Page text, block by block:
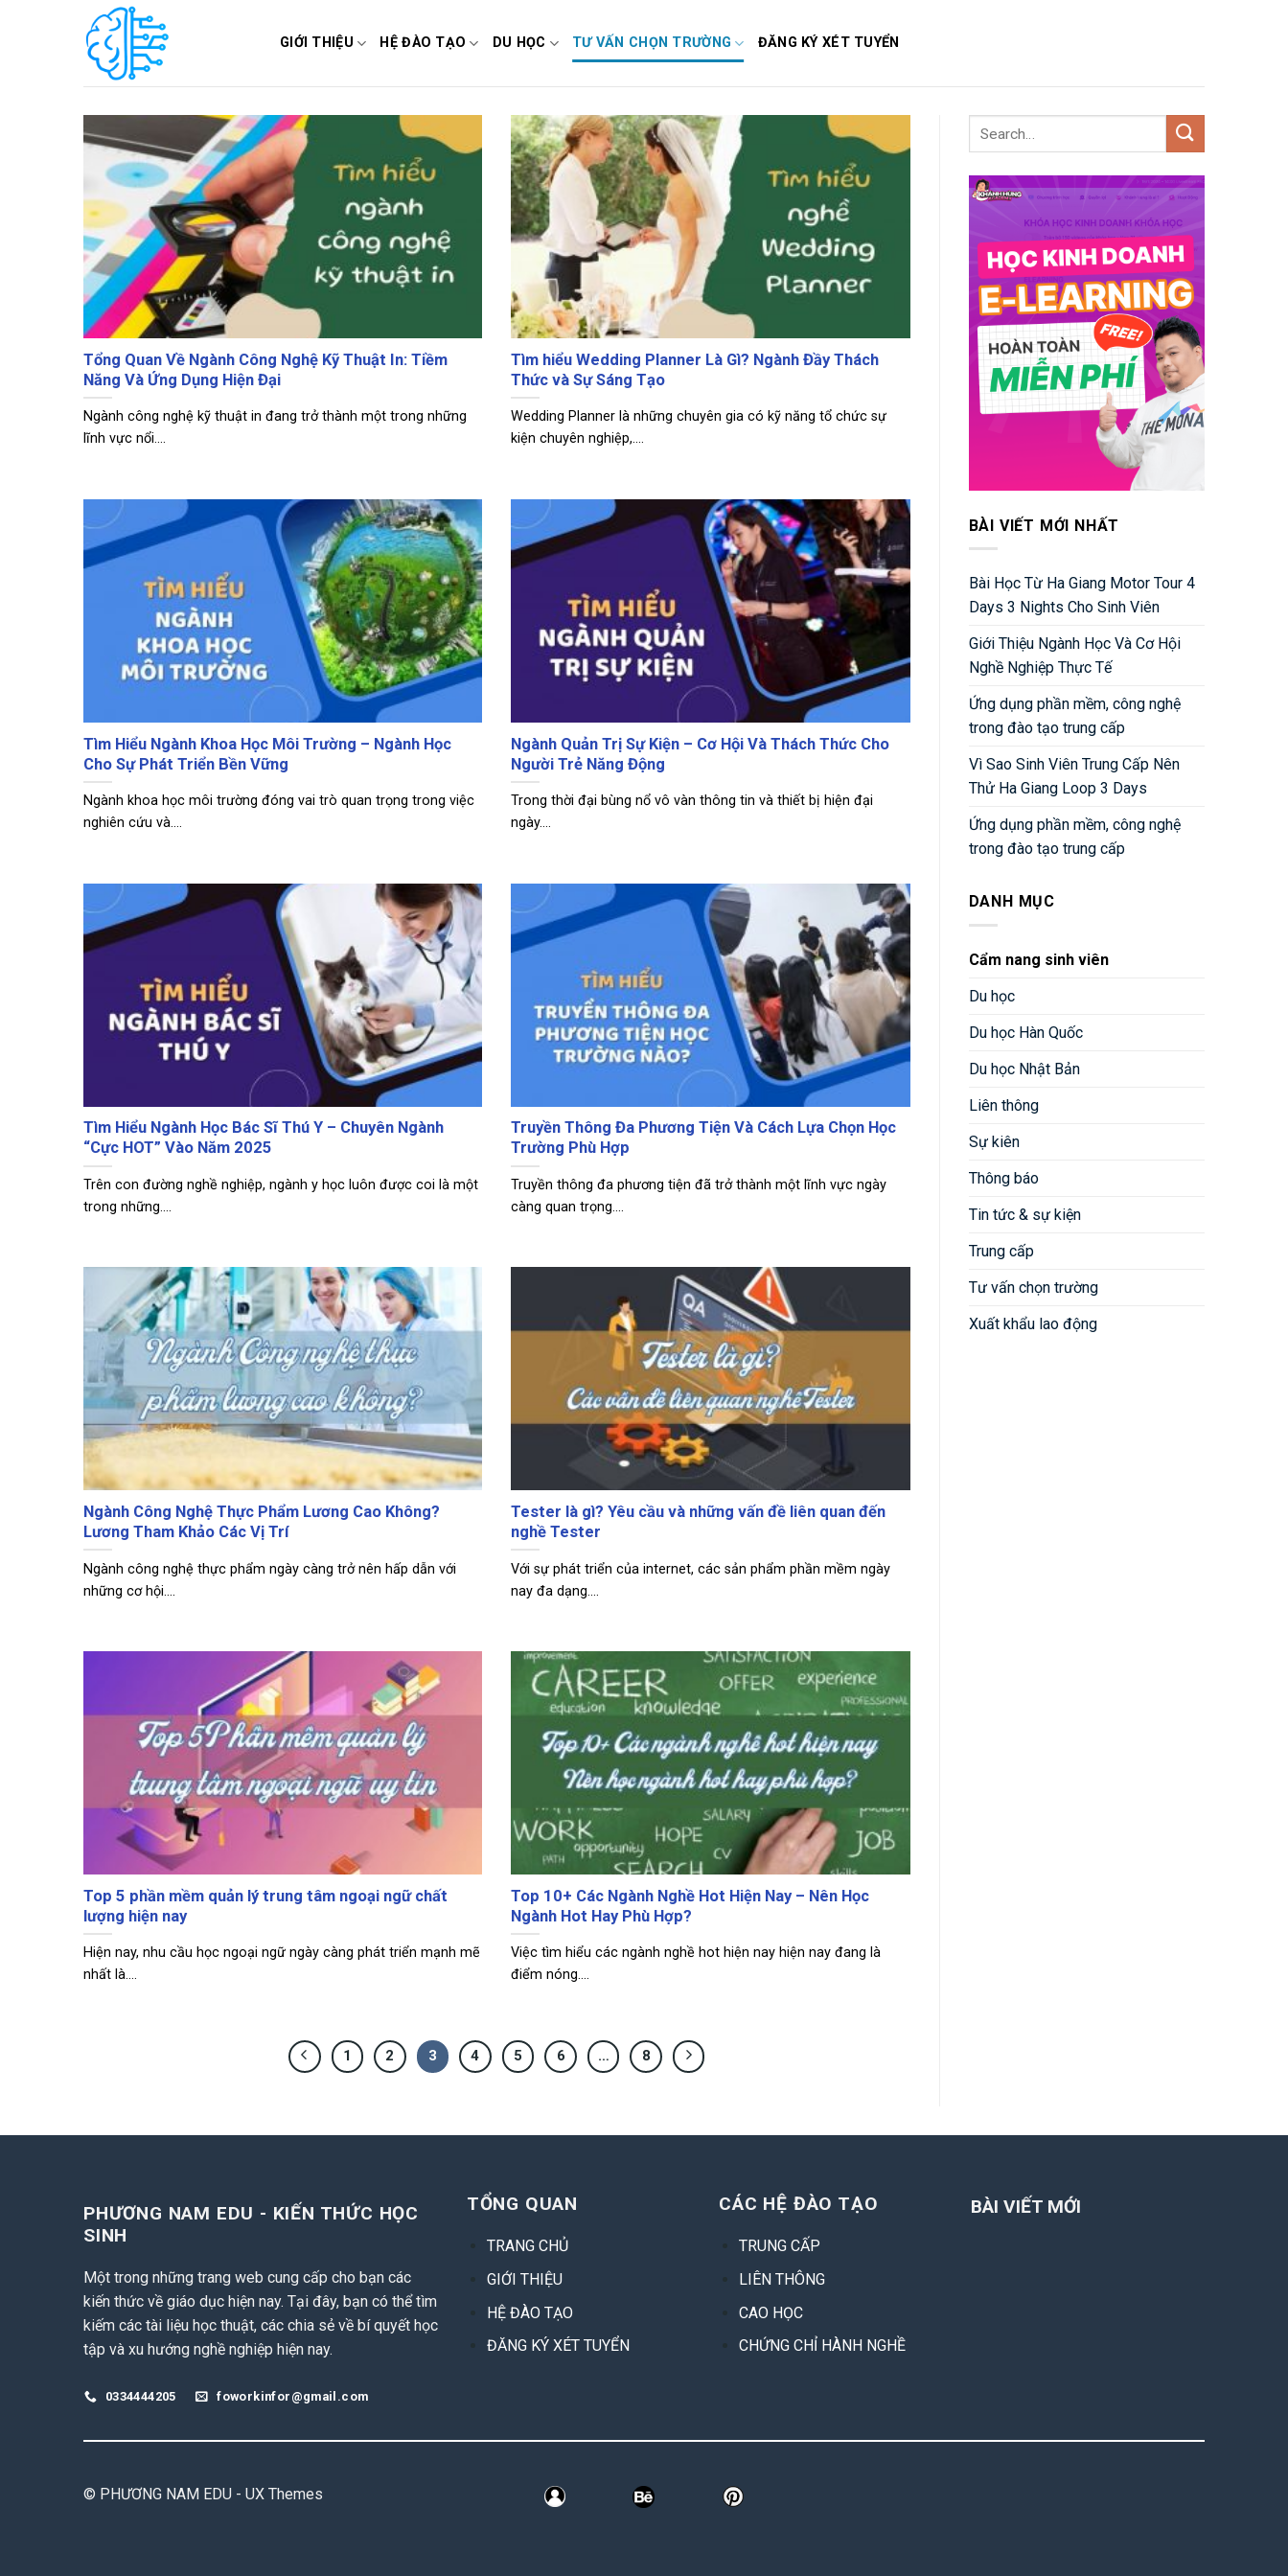
GIỚI THIỆU HỆ ĐÀO TẠO DU HỌC TƯ VẤN CHỌN TRƯỜNG ĐĂNG KÝ XÉT TUYỂN
Tổng Quan Về Ngành Công Nghệ Kỹ Thuật In: Tiềm
Năng Và Ứng Dụng Hiện Đại
Ngành công nghệ kỹ thuật in đang trở thành một trong những
lĩnh vực nổi....
Tìm hiểu Wedding Planner Là Gì? Ngành Đầy Thách
Thức và Sự Sáng Tạo
Wedding Planner là những chuyên gia có kỹ năng tổ chức sự
kiện chuyên nghiệp,....
Tìm Hiểu Ngành Khoa Học Môi Trường – Ngành Học
Cho Sự Phát Triển Bền Vững
Ngành khoa học môi trường đóng vai trò quan trọng trong việc
nghiên cứu và....
Ngành Quản Trị Sự Kiện – Cơ Hội Và Thách Thức Cho
Người Trẻ Năng Động
Trong thời đại bùng nổ vô vàn thông tin và thiết bị hiện đại
ngày....
Tìm Hiểu Ngành Học Bác Sĩ Thú Y – Chuyên Ngành
“Cực HOT” Vào Năm 2025
Trên con đường nghề nghiệp, ngành y học luôn được coi là một
trong những....
Truyền Thông Đa Phương Tiện Và Cách Lựa Chọn Học
Trường Phù Hợp
Truyền thông đa phương tiện đã trở thành một lĩnh vực ngày
càng quan trọng....
Ngành Công Nghệ Thực Phẩm Lương Cao Không?
Lương Tham Khảo Các Vị Trí
Ngành công nghệ thực phẩm ngày càng trở nên hấp dẫn với
những cơ hội....
Tester là gì? Yêu cầu và những vấn đề liên quan đến
nghề Tester
Với sự phát triển của internet, các sản phẩm phần mềm ngày
nay đa dạng....
Top 5 phần mềm quản lý trung tâm ngoại ngữ chất
lượng hiện nay
Hiện nay, nhu cầu học ngoại ngữ ngày càng phát triển mạnh mẽ
nhất là....
Top 10+ Các Ngành Nghề Hot Hiện Nay – Nên Học
Ngành Hot Hay Phù Hợp?
Việc tìm hiểu các ngành nghề hot hiện nay hiện nay đang là
điểm nóng....
1 2 3 4 5 6 … 8
BÀI VIẾT MỚI NHẤT
Bài Học Từ Ha Giang Motor Tour 4
Days 3 Nights Cho Sinh Viên
Giới Thiệu Ngành Học Và Cơ Hội
Nghề Nghiệp Thực Tế
Ứng dụng phần mềm, công nghệ
trong đào tạo trung cấp
Vì Sao Sinh Viên Trung Cấp Nên
Thử Ha Giang Loop 3 Days
Ứng dụng phần mềm, công nghệ
trong đào tạo trung cấp
DANH MỤC
Cẩm nang sinh viên
Du học
Du học Hàn Quốc
Du học Nhật Bản
Liên thông
Sự kiên
Thông báo
Tin tức & sự kiện
Trung cấp
Tư vấn chọn trường
Xuất khẩu lao động
PHƯƠNG NAM EDU - KIẾN THỨC HỌC
SINH
Một trong những trang web cung cấp cho bạn các
kiến thức về giáo dục hiện nay. Tại đây, bạn có thể tìm
kiếm các tài liệu học thuật, các chia sẻ về bí quyết học
tập và xu hướng nghề nghiệp hiện nay.
0334444205 foworkinfor@gmail.com
TỔNG QUAN
TRANG CHỦ
GIỚI THIỆU
HỆ ĐÀO TẠO
ĐĂNG KÝ XÉT TUYỂN
CÁC HỆ ĐÀO TẠO
TRUNG CẤP
LIÊN THÔNG
CAO HỌC
CHỨNG CHỈ HÀNH NGHỀ
BÀI VIẾT MỚI
© PHƯƠNG NAM EDU - UX Themes